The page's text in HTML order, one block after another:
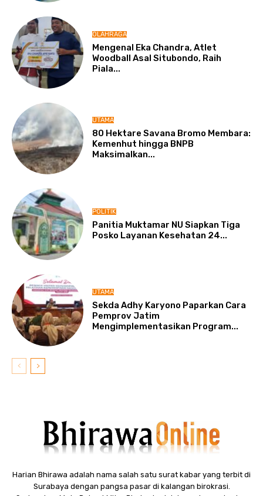
OLAHRAGA
Mengenal Eka Chandra, Atlet
Woodball Asal Situbondo, Raih
Piala...
UTAMA
80 Hektare Savana Bromo Membara:
Kemenhut hingga BNPB
Maksimalkan...
POLITIK
Panitia Muktamar NU Siapkan Tiga
Posko Layanan Kesehatan 24...
UTAMA
Sekda Adhy Karyono Paparkan Cara
Pemprov Jatim
Mengimplementasikan Program...
Harian Bhirawa adalah nama salah satu surat kabar yang terbit di
Surabaya dengan pangsa pasar di kalangan birokrasi.